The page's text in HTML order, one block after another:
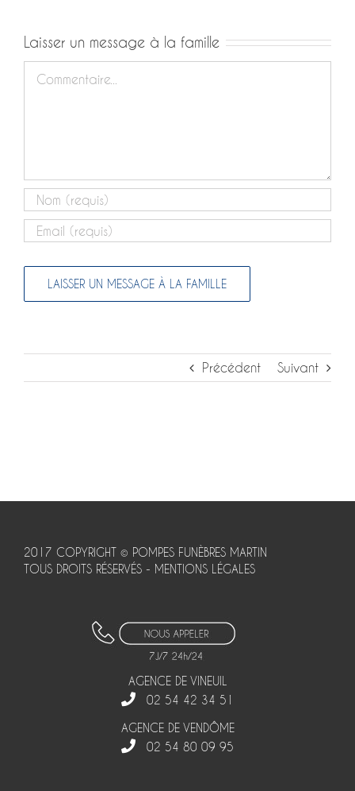
Laisser un message à la famille
Précédent Suivant
2017 COPYRIGHT © POMPES FUNÈBRES MARTIN
TOUS DROITS RÉSERVÉS - MENTIONS LÉGALES
AGENCE DE VINEUIL
02 54 42 34 51
AGENCE DE VENDÔME
02 54 80 09 95